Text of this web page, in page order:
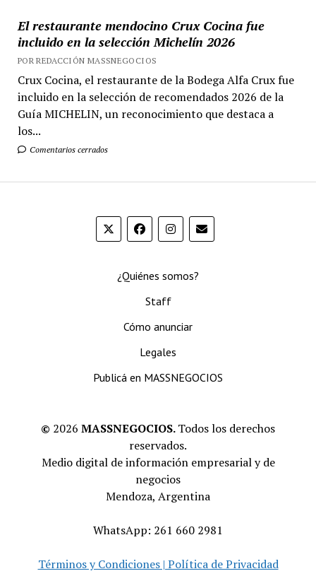
El restaurante mendocino Crux Cocina fue
incluido en la selección Michelín 2026
POR REDACCIÓN MASSNEGOCIOS
Crux Cocina, el restaurante de la Bodega Alfa Crux fue
incluido en la selección de recomendados 2026 de la
Guía MICHELIN, un reconocimiento que destaca a
los...
Comentarios cerrados
¿Quiénes somos?
Staff
Cómo anunciar
Legales
Publicá en MASSNEGOCIOS
© 2026 MASSNEGOCIOS.Todos los derechos
reservados.
Medio digital de información empresarial y de
negocios
Mendoza, Argentina
WhatsApp: 261 660 2981
Términos y Condiciones | Política de Privacidad